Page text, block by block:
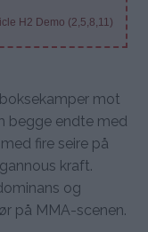
H2 Demo (2,5,8,11)
mot
begge endte med
fire seire på
kraft.
og
på MMA-scenen.